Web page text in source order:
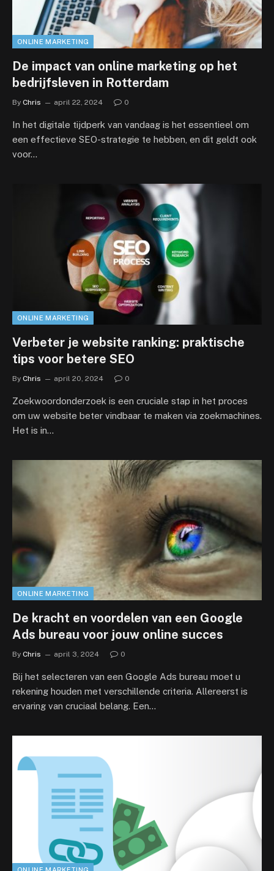
ONLINE MARKETING
De impact van online marketing op het
bedrijfsleven in Rotterdam
By Chris april 22, 2024 0
In het digitale tijdperk van vandaag is het essentieel om
een effectieve SEO-strategie te hebben, en dit geldt ook
voor…
ONLINE MARKETING
Verbeter je website ranking: praktische
tips voor betere SEO
By Chris april 20, 2024 0
Zoekwoordonderzoek is een cruciale stap in het proces
om uw website beter vindbaar te maken via zoekmachines.
Het is in…
ONLINE MARKETING
De kracht en voordelen van een Google
Ads bureau voor jouw online succes
By Chris april 3, 2024 0
Bij het selecteren van een Google Ads bureau moet u
rekening houden met verschillende criteria. Allereerst is
ervaring van cruciaal belang. Een…
ONLINE MARKETING